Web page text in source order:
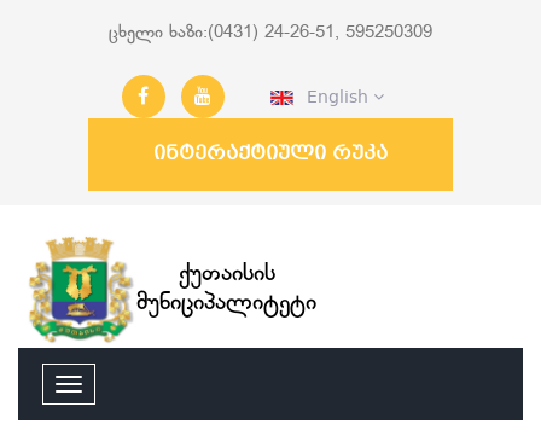
ცხელი ხაზი:(0431) 24-26-51, 595250309
English
ინტერაქტიული რუკა
ქუთაისის
მუნიციპალიტეტი